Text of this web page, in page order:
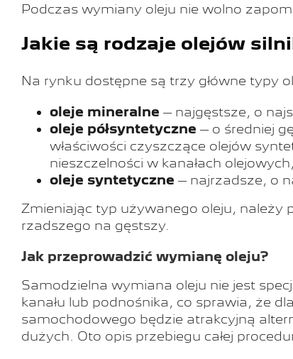
Podczas wymiany oleju nie wolno
Jakie są rodzaje olejów
Na rynku dostępne są trzy główne typy
oleje mineralne – najgęstsze, o
oleje półsyntetyczne – o średniej
właściwości czyszczące olejów
nieszczelności w kanałach olejowych,
oleje syntetyczne – najrzadsze, o
Zmieniając typ używanego oleju, należy
rzadszego na gęstszy.
Jak przeprowadzić wymianę oleju?
Samodzielna wymiana oleju nie jest
kanału lub podnośnika, co sprawia, że
samochodowego będzie atrakcyjną
dużych. Oto opis przebiegu całej